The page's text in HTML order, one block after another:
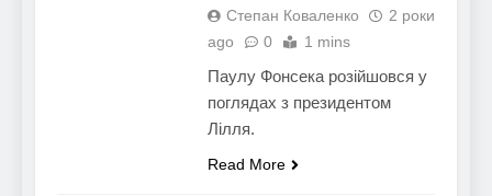
Степан Коваленко
2 роки
ago
0 1 mins
Паулу Фонсека розійшовся у
поглядах з президентом
Лілля.
Read More